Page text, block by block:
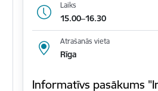
Laiks
15.00–16.30
Atrašanās vieta
Rīga
Informatīvs pasākums